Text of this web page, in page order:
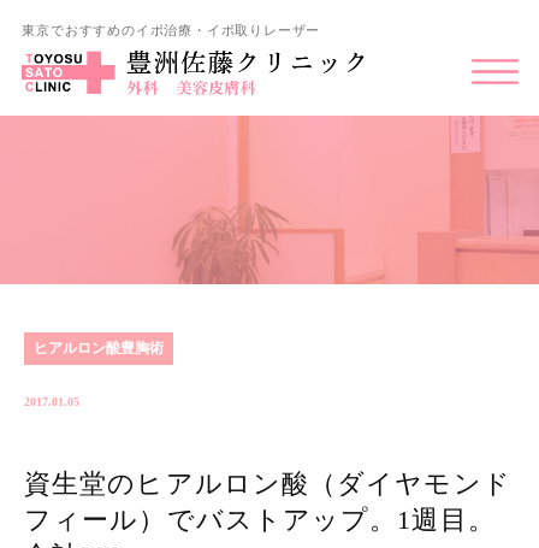
東京でおすすめのイボ治療・イボ取りレーザー
ヒアルロン酸豊胸術
2017.01.05
資生堂のヒアルロン酸（ダイヤモンド
フィール）でバストアップ。1週目。